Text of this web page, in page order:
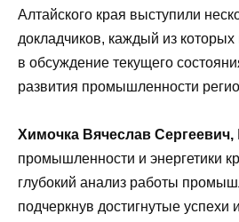
Алтайского края выступили
докладчиков, каждый из
в обсуждение текущего
развития промышленности
Химочка Вячеслав Сергеевич,
промышленности и энергетики
глубокий анализ работы
подчеркнув достигнутые успехи